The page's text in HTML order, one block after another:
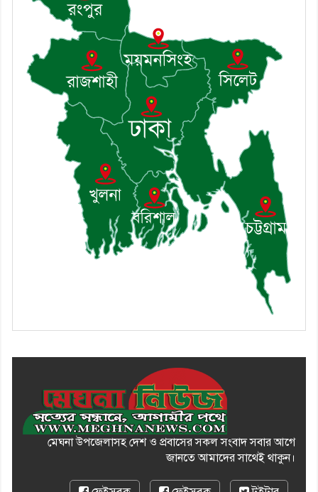
৮। দাউদকান্দিতে মুচি সম্প্রদায়ের
খোঁজখবর নিলেন ড. খন্দকার মারুফ
হোসেন
৯। মেঘনায় আইন-শৃঙ্খলা কমিটির
মাসিক সভা অনুষ্ঠিত
১০। জাতীয় নেতা ড. খন্দকার
মোশাররফ হোসেনের মূল্যায়ন কোথায়
এবং একটি বিশ্লেষণ
মেঘনা উপজেলাসহ দেশ ও প্রবাসের সকল সংবাদ সবার আগে
জানতে আমাদের সাথেই থাকুন।